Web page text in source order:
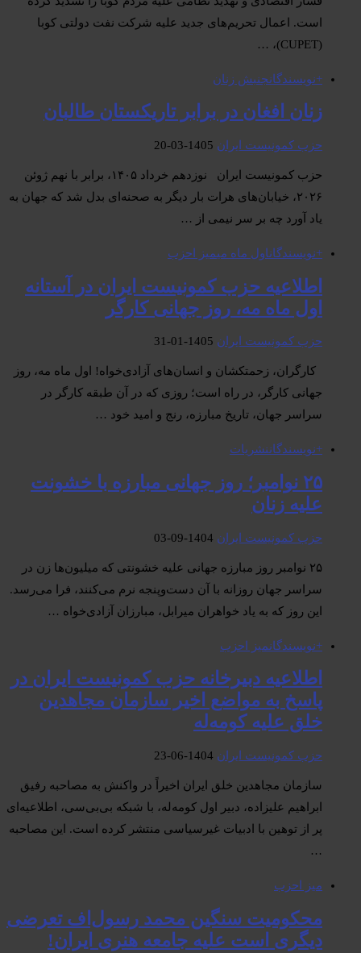
است. اعمال تحریم‌های جدید علیه شرکت نفت دولتی کوبا
(CUPET)، …
+نویسندگانجنبش زنان
زنان افغان در برابر تاریکستان طالبان
حزب کمونیست ایران 1405-03-20
حزب کمونیست ایران نوزدهم خرداد ۱۴۰۵، برابر با نهم ژوئن
۲۰۲۶، خیابان‌های هرات بار دیگر به صحنه‌ای بدل شد که جهان به
یاد آورد چه بر سر نیمی از …
+نویسندگاناول ماە میمیز احزب
اطلاعیه حزب کمونیست ایران در آستانه
اول ماه مه، روز جهانی کارگر
حزب کمونیست ایران 1405-01-31
کارگران، زحمتکشان و انسان‌های آزادی‌خواه! اول ماه مه، روز
جهانی کارگر، در راه است؛ روزی که در آن طبقه کارگر در
سراسر جهان، تاریخ مبارزه، رنج و امید خود …
+نویسندگاننشریات
۲۵ نوامبر؛ روز جهانی مبارزه با خشونت
علیه زنان
حزب کمونیست ایران 1404-09-03
۲۵ نوامبر روز مبارزه جهانی علیه خشونتی که میلیون‌ها زن در
سراسر جهان روزانه با آن دست‌وپنجه نرم می‌کنند، فرا می‌رسد.
این روز که به یاد خواهران میرابل، مبارزان آزادی‌خواه …
+نویسندگانمیز احزب
اطلاعیه دبیرخانه حزب کمونیست ایران در
پاسخ به مواضع اخیر سازمان مجاهدین
خلق علیه کومه‌له
حزب کمونیست ایران 1404-06-23
سازمان مجاهدین خلق ایران اخیراً در واکنش به مصاحبه رفیق
ابراهیم علیزاده، دبیر اول کومه‌له، با شبکه بی‌بی‌سی، اطلاعیه‌ای
پر از توهین با ادبیات غیرسیاسی منتشر کرده است. این مصاحبه
…
میز احزب
محکومیت سنگین محمد رسول‌اف تعرضی
دیگری است علیه جامعه هنری ایران!